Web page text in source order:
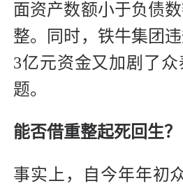
面资产数额小于负债
整。同时，铁牛集团
3亿元资金又加剧了众
题。
能否借重整起死回生？
事实上，自今年年初